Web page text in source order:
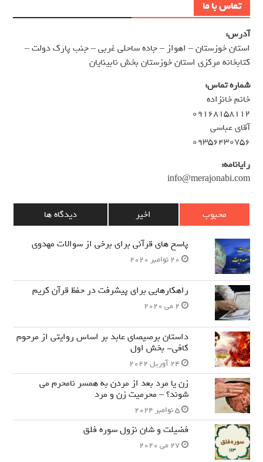
تماس با ما
آدرس:
استان خوزستان – اهواز – جاده ساحلی غربی – جنب پارک دولت –
کتابخانه مرکزی استان خوزستان بخش نابینایان
شماره تماس:
خانم خانزاده
۰۹۱۶۸۱۵۸۱۱۲
آقای عباسی
۰۹۳۵۶۴۳۰۷۵۶
رایانامه:
info@merajonabi.com
محبوب اخیر دیدگاه ها
پاسخ های قرآنی برای برخی از سوالات مهدوی
20 نوامبر 2020
راهکارهایی برای پیشرفت در حفظ قرآن کریم
2 می 2020
داستان برصیصای عابد بر اساس روایتی از مرحوم
کافی- بخش اول
24 آوریل 2022
زن یا مرد بعد از مردن به همسر نامحرم می
شوند؟ – محرمیت زن و مرد
5 نوامبر 2024
فضیلت و شان نزول سوره فلق
27 می 2020